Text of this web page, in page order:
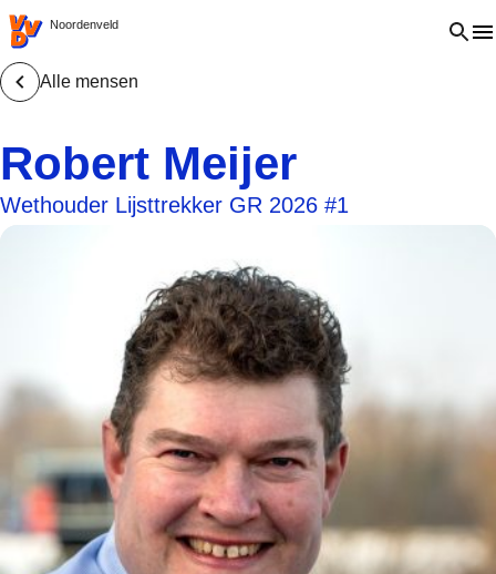
VVD.nl - Ga naar de homepage
Noordenveld Open
Alle mensen
Robert Meijer
Wethouder Lijsttrekker GR 2026 #1